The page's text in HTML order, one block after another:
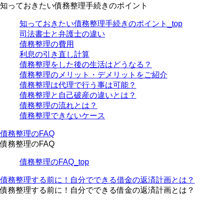
知っておきたい債務整理手続きのポイント
知っておきたい債務整理手続きのポイント_top
司法書士と弁護士の違い
債務整理の費用
利息の引き直し計算
債務整理をした後の生活はどうなる？
債務整理のメリット・デメリットをご紹介
債務整理は代理で行う事は可能？
債務整理と自己破産の違いとは？
債務整理の流れとは？
債務整理できないケース
債務整理のFAQ
債務整理のFAQ
債務整理のFAQ_top
債務整理する前に！自分でできる借金の返済計画とは？
債務整理する前に！自分でできる借金の返済計画とは？